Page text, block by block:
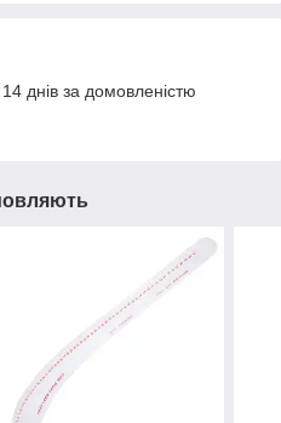
днів за домовленістю